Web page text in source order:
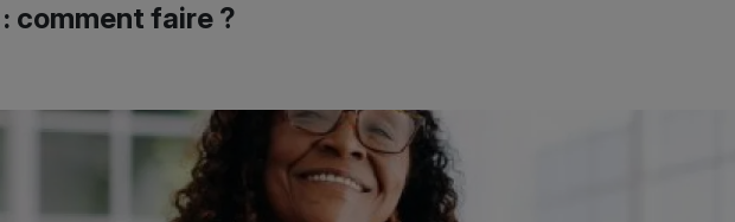
comment faire ?